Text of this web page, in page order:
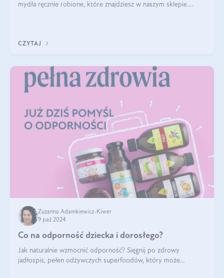
mydła ręcznie robione, które znajdziesz w naszym sklepie.
CZYTAJ
Zuzanna Adamkiewicz-Kiwer
9 paź 2024
Co na odporność dziecka i dorosłego?
Jak naturalnie wzmocnić odporność? Sięgnij po zdrowy
jadłospis, pełen odżywczych superfoodów, który może